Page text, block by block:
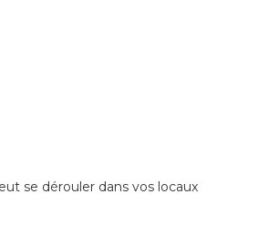
se dérouler dans vos locaux